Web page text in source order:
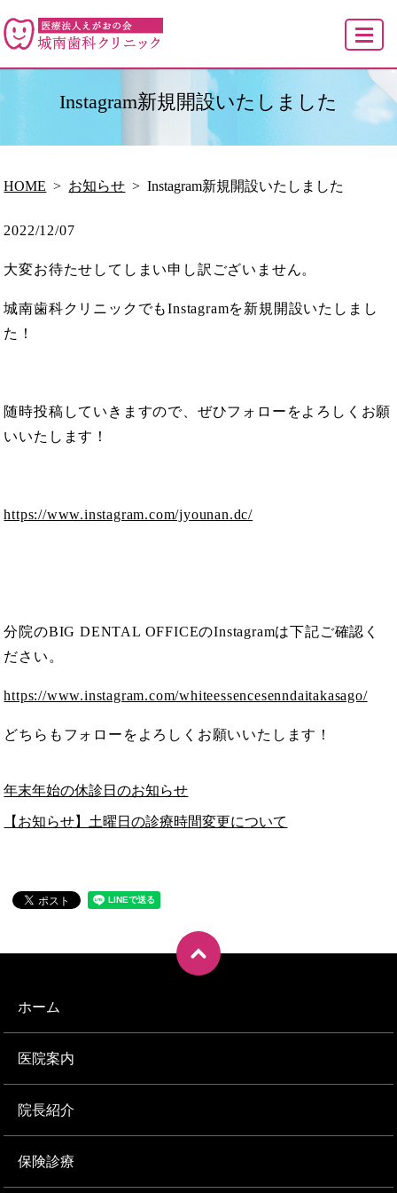
MENU
Instagram新規開設いたしました
HOME お知らせ Instagram新規開設いたしました
2022/12/07
大変お待たせしてしまい申し訳ございません。
城南歯科クリニックでもInstagramを新規開設いたしまし
た！
随時投稿していきますので、ぜひフォローをよろしくお願
いいたします！
https://www.instagram.com/jyounan.dc/
分院のBIG DENTAL OFFICEのInstagramは下記ご確認く
ださい。
https://www.instagram.com/whiteessencesenndaitakasago/
どちらもフォローをよろしくお願いいたします！
年末年始の休診日のお知らせ
【お知らせ】土曜日の診療時間変更について
ホーム
医院案内
院長紹介
保険診療